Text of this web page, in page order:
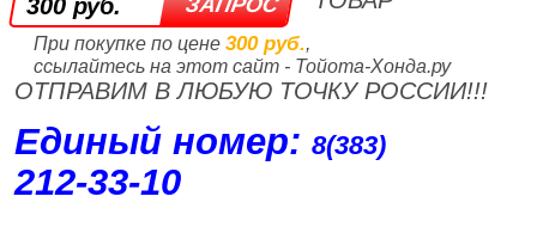
300 руб.
При покупке по цене 300 руб.,
ссылайтесь на этот сайт - Тойота-Хонда.ру
ОТПРАВИМ В ЛЮБУЮ ТОЧКУ РОССИИ!!!
Единый номер:8(383)
212‑33‑10